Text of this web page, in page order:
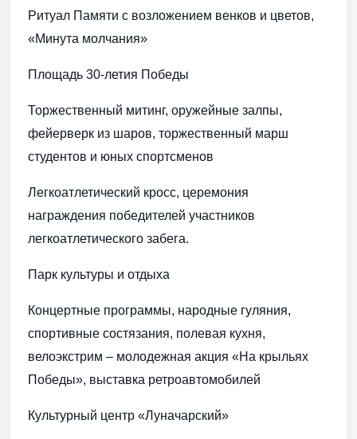
Ритуал Памяти с возложением венков и цветов,
«Минута молчания»
Площадь 30-летия Победы
Торжественный митинг, оружейные залпы,
фейерверк из шаров, торжественный марш
студентов и юных спортсменов
Легкоатлетический кросс, церемония
награждения победителей участников
легкоатлетического забега.
Парк культуры и отдыха
Концертные программы, народные гуляния,
спортивные состязания, полевая кухня,
велоэкстрим – молодежная акция «На крыльях
Победы», выставка ретроавтомобилей
Культурный центр «Луначарский»